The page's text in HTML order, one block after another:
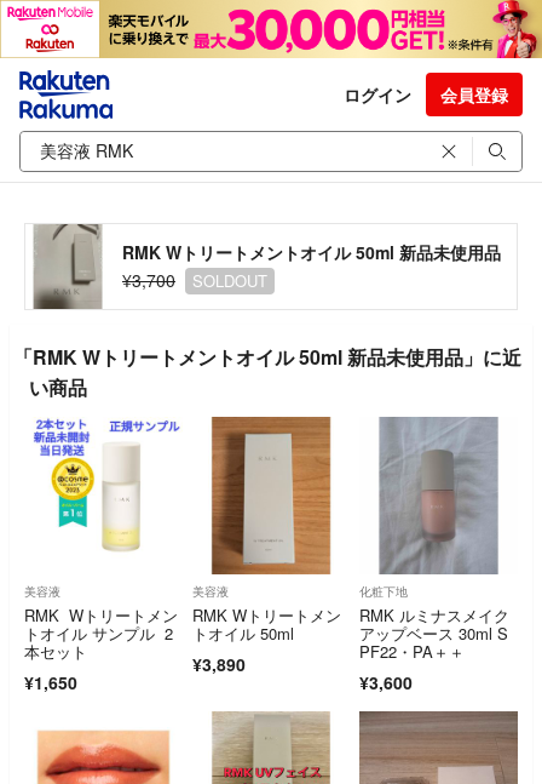
ログイン 会員登録
RMK Wトリートメントオイル 50ml 新品未使用品
¥3,700
SOLDOUT
「RMK Wトリートメントオイル 50ml 新品未使用品」に近
い商品
美容液
RMK Wトリートメン
トオイル サンプル 2
本セット
¥1,650
美容液
RMK Wトリートメン
トオイル 50ml
¥3,890
化粧下地
RMK ルミナスメイク
アップベース 30ml S
PF22・PA＋＋
¥3,600